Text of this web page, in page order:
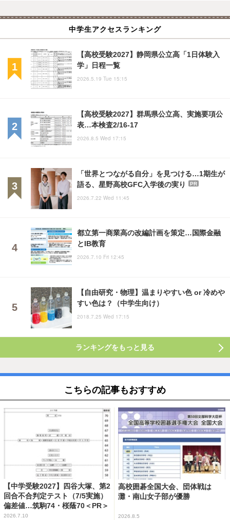
中学生アクセスランキング
【高校受験2027】静岡県公立高「1日体験入
学」日程一覧
2026.5.19 Tue 15:15
【高校受験2027】群馬県公立高、実施要項公
表…本検査2/16-17
2026.8.5 Wed 17:15
「世界とつながる自分」を見つける…1期生が
語る、星野高校GFC入学後の実り
PR
2026.7.22 Wed 11:45
都立第一商業高の改編計画を策定…国際金融
とIB教育
2026.7.10 Fri 12:45
【自由研究・物理】温まりやすい色 or 冷めや
すい色は？（中学生向け）
2018.7.25 Wed 17:15
ランキングをもっと見る
こちらの記事もおすすめ
【中学受験2027】四谷大塚、第2
回合不合判定テスト（7/5実施）
偏差値…筑駒74・桜蔭70＜PR＞
2026.7.10
高校囲碁全国大会、団体戦は
灘・南山女子部が優勝
2026.8.5